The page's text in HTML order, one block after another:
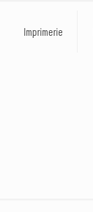
Imprimerie